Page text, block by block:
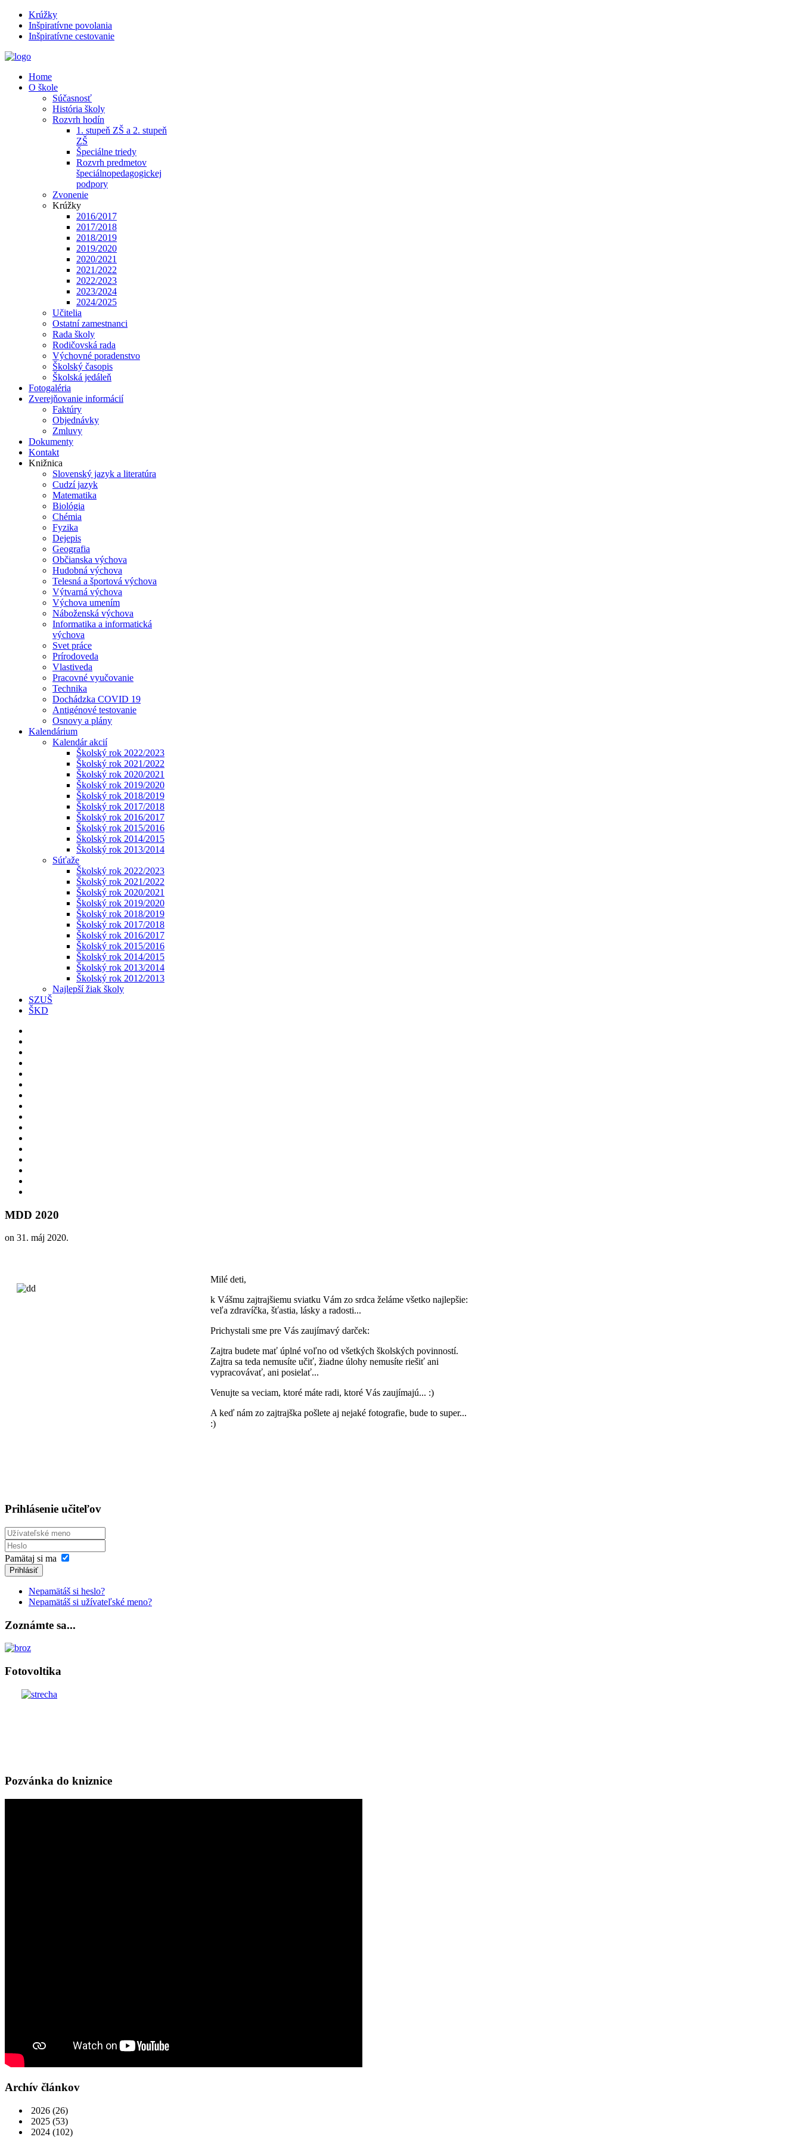
Krúžky
Inšpiratívne povolania
Inšpiratívne cestovanie
Home
O škole
Súčasnosť
História školy
Rozvrh hodín
1. stupeň ZŠ a 2. stupeň
ZŠ
Špeciálne triedy
Rozvrh predmetov
špeciálnopedagogickej
podpory
Zvonenie
Krúžky
2016/2017
2017/2018
2018/2019
2019/2020
2020/2021
2021/2022
2022/2023
2023/2024
2024/2025
Učitelia
Ostatní zamestnanci
Rada školy
Rodičovská rada
Výchovné poradenstvo
Školský časopis
Školská jedáleň
Fotogaléria
Zverejňovanie informácií
Faktúry
Objednávky
Zmluvy
Dokumenty
Kontakt
Knižnica
Slovenský jazyk a literatúra
Cudzí jazyk
Matematika
Biológia
Chémia
Fyzika
Dejepis
Geografia
Občianska výchova
Hudobná výchova
Telesná a športová výchova
Výtvarná výchova
Výchova umením
Náboženská výchova
Informatika a informatická
výchova
Svet práce
Prírodoveda
Vlastiveda
Pracovné vyučovanie
Technika
Dochádzka COVID 19
Antigénové testovanie
Osnovy a plány
Kalendárium
Kalendár akcií
Školský rok 2022/2023
Školský rok 2021/2022
Školský rok 2020/2021
Školský rok 2019/2020
Školský rok 2018/2019
Školský rok 2017/2018
Školský rok 2016/2017
Školský rok 2015/2016
Školský rok 2014/2015
Školský rok 2013/2014
Súťaže
Školský rok 2022/2023
Školský rok 2021/2022
Školský rok 2020/2021
Školský rok 2019/2020
Školský rok 2018/2019
Školský rok 2017/2018
Školský rok 2016/2017
Školský rok 2015/2016
Školský rok 2014/2015
Školský rok 2013/2014
Školský rok 2012/2013
Najlepší žiak školy
SZUŠ
ŠKD
MDD 2020
on 31. máj 2020.
Milé deti,
k Vášmu zajtrajšiemu sviatku Vám zo srdca želáme všetko najlepšie:
veľa zdravíčka, šťastia, lásky a radosti...
Prichystali sme pre Vás zaujímavý darček:
Zajtra budete mať úplné voľno od všetkých školských povinností.
Zajtra sa teda nemusíte učiť, žiadne úlohy nemusíte riešiť ani
vypracovávať, ani posielať...
Venujte sa veciam, ktoré máte radi, ktoré Vás zaujímajú... :)
A keď nám zo zajtrajška pošlete aj nejaké fotografie, bude to super...
:)
Prihlásenie učiteľov
Pamätaj si ma
Prihlásiť
Nepamätáš si heslo?
Nepamätáš si užívateľské meno?
Zoznámte sa...
Fotovoltika
Pozvánka do kniznice
Archív článkov
2026 (26)
2025 (53)
2024 (102)